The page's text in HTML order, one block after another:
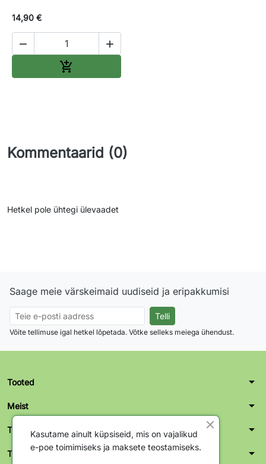
14,90 €
 

Kommentaarid (0)
Hetkel pole ühtegi ülevaadet
Saage meie värskeimaid uudiseid ja eripakkumisi
Võite tellimuse igal hetkel lõpetada. Võtke selleks meiega ühendust.
Tooted arrow_drop_down
Meist arrow_drop_down
Teie konto arrow_drop_down
Tallinn kontor-ladu arrow_drop_down
Kasutame ainult küpsiseid, mis on vajalikud
e-poe toimimiseks ja maksete teostamiseks.